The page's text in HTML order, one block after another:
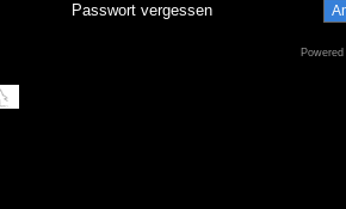
Passwort vergessen